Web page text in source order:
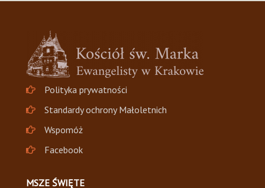
Polityka prywatności
Standardy ochrony Małoletnich
Wspomóż
Facebook
MSZE ŚWIĘTE